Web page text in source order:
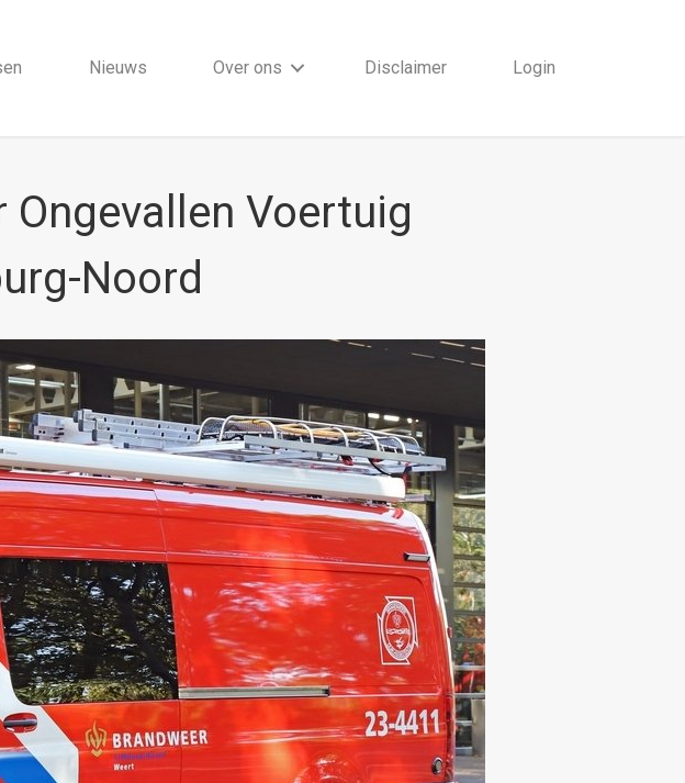
Nieuws Over ons Disclaimer Login
Voertuig
Noord